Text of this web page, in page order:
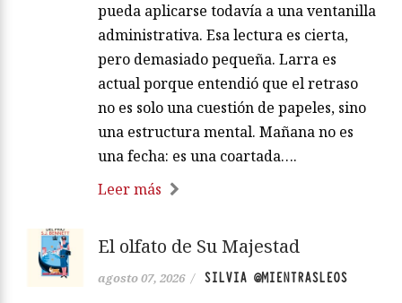
pueda aplicarse todavía a una ventanilla
administrativa. Esa lectura es cierta,
pero demasiado pequeña. Larra es
actual porque entendió que el retraso
no es solo una cuestión de papeles, sino
una estructura mental. Mañana no es
una fecha: es una coartada….
Leer más
El olfato de Su Majestad
agosto 07, 2026 / SILVIA @MIENTRASLEOS